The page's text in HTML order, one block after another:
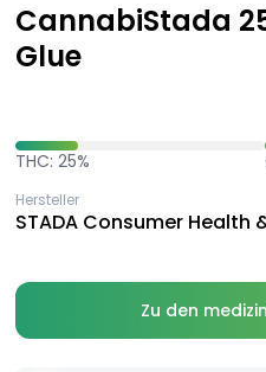
CannabiStada
Glue
THC: 25%
Hersteller
STADA Consumer Health
Zu den